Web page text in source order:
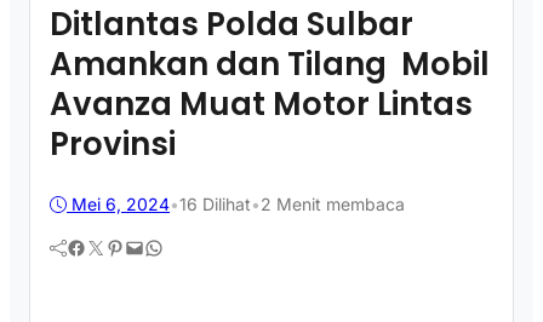
Ditlantas Polda Sulbar
Amankan dan Tilang Mobil
Avanza Muat Motor Lintas
Provinsi
Mei 6, 2024•16 Dilihat•2 Menit membaca
Facebook Twitter Pinterest Mail WhatsApp